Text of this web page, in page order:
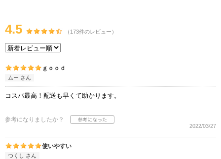
4.5 （173件のレビュー）
ｇｏｏｄ
ムー さん
コスパ最高！配送も早くて助かります。
参考になりましたか？
2022/03/27
使いやすい
つくし さん